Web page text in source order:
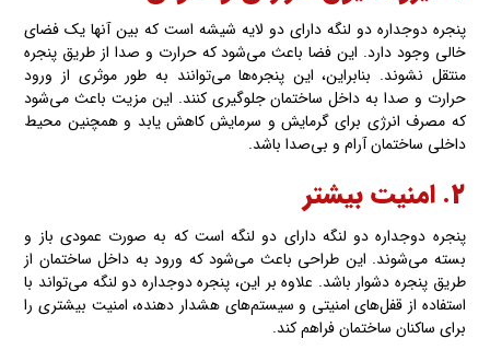
پنجره دوجداره دو لنگه دارای دو لایه شیشه است که بین آنها یک فضای
خالی وجود دارد. این فضا باعث می‌شود که حرارت و صدا از طریق پنجره
منتقل نشوند. بنابراین، این پنجره‌ها می‌توانند به طور موثری از ورود
حرارت و صدا به داخل ساختمان جلوگیری کنند. این مزیت باعث می‌شود
که مصرف انرژی برای گرمایش و سرمایش کاهش یابد و همچنین محیط
داخلی ساختمان آرام و بی‌صدا باشد.
۲. امنیت بیشتر
پنجره دوجداره دو لنگه دارای دو لنگه است که به صورت عمودی باز و
بسته‌ می‌شوند. این طراحی باعث می‌شود که ورود به داخل ساختمان از
طریق پنجره دشوار باشد. علاوه بر این، پنجره دوجداره دو لنگه می‌تواند با
استفاده از قفل‌های امنیتی و سیستم‌های هشدار دهنده، امنیت بیشتری را
برای ساکنان ساختمان فراهم کند.